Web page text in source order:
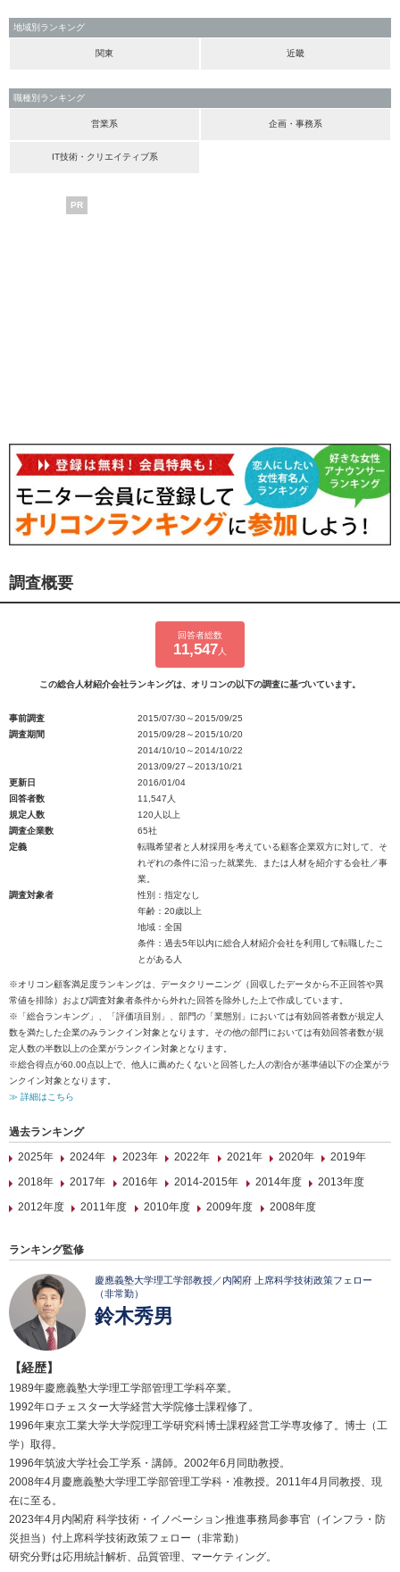
地域別ランキング
関東 近畿
職種別ランキング
営業系 企画・事務系
IT技術・クリエイティブ系
PR
調査概要
回答者総数
11,547 人
この総合人材紹介会社ランキングは、オリコンの以下の調査に基づいています。
事前調査
2015/07/30～2015/09/25
調査期間
2015/09/28～2015/10/20
2014/10/10～2014/10/22
2013/09/27～2013/10/21
更新日
2016/01/04
回答者数
11,547人
規定人数
120人以上
調査企業数
65社
定義
転職希望者と人材採用を考えている顧客企業双方に対して、そ
れぞれの条件に沿った就業先、または人材を紹介する会社／事
業。
調査対象者
性別：指定なし
年齢：20歳以上
地域：全国
条件：過去5年以内に総合人材紹介会社を利用して転職したこ
とがある人
※オリコン顧客満足度ランキングは、データクリーニング（回収したデータから不正回答や異
常値を排除）および調査対象者条件から外れた回答を除外した上で作成しています。
※「総合ランキング」、「評価項目別」、部門の「業態別」においては有効回答者数が規定人
数を満たした企業のみランクイン対象となります。その他の部門においては有効回答者数が規
定人数の半数以上の企業がランクイン対象となります。
※総合得点が60.00点以上で、他人に薦めたくないと回答した人の割合が基準値以下の企業がラ
ンクイン対象となります。
≫ 詳細はこちら
過去ランキング
2025年
2024年 2023年 2022年 2021年 2020年
2019年
2018年
2017年 2016年 2014-2015年 2014年度
2013年度
2012年度
2011年度 2010年度 2009年度 2008年度
ランキング監修
慶應義塾大学理工学部教授／内閣府 上席科学技術政策フェロー
（非常勤）
鈴木秀男
【経歴】
1989年慶應義塾大学理工学部管理工学科卒業。
1992年ロチェスター大学経営大学院修士課程修了。
1996年東京工業大学大学院理工学研究科博士課程経営工学専攻修了。博士（工
学）取得。
1996年筑波大学社会工学系・講師。2002年6月同助教授。
2008年4月慶應義塾大学理工学部管理工学科・准教授。2011年4月同教授、現
在に至る。
2023年4月内閣府 科学技術・イノベーション推進事務局参事官（インフラ・防
災担当）付上席科学技術政策フェロー（非常勤）
研究分野は応用統計解析、品質管理、マーケティング。